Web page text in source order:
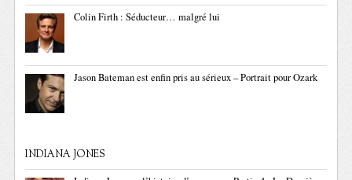
Colin Firth : Séducteur… malgré lui
Jason Bateman est enfin pris au sérieux – Portrait pour Ozark
INDIANA JONES